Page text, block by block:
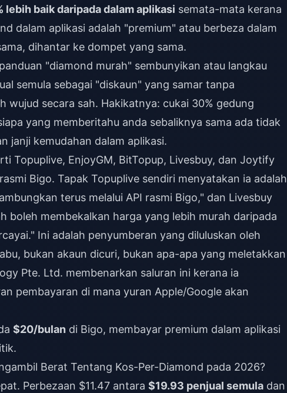
baik daripada dalam aplikasi semata-mata kerana
dalam aplikasi adalah "premium" atau berbeza dalam
dihantar ke dompet yang sama.
"diamond murah" sembunyikan atau langkau
semula sebagai "diskaun" yang samar tanpa
wujud secara sah. Hakikatnya: cukai 30% gedung
yang memberitahu anda sebaliknya sama ada tidak
janji kemudahan dalam aplikasi.
Topuplive, EnjoyGM, BitTopup, Livesbuy, dan Joytify
Bigo. Tapak Topuplive sendiri menyatakan ia adalah
terus melalui API rasmi Bigo," dan Livesbuy
boleh membekalkan harga yang lebih murah daripada
Ini adalah penyumberan yang diluluskan oleh
bukan akaun dicuri, bukan apa-apa yang meletakkan
Pte. Ltd. membenarkan saluran ini kerana ia
pembayaran di mana yuran Apple/Google akan
$20/bulan di Bigo, membayar premium dalam aplikasi
Berat Tentang Kos-Per-Diamond pada 2026?
Perbezaan $11.47 antara $19.93 penjual semula dan